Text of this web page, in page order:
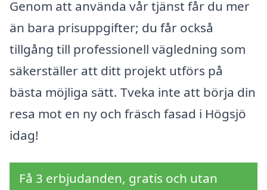
Genom att använda vår tjänst får du mer
än bara prisuppgifter; du får också
tillgång till professionell vägledning som
säkerställer att ditt projekt utförs på
bästa möjliga sätt. Tveka inte att börja din
resa mot en ny och fräsch fasad i Högsjö
idag!
Få 3 erbjudanden, gratis och utan